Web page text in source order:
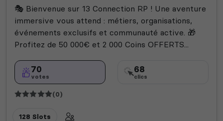
🎭 Bienvenue sur 13 Connection RP ! Une aventure
immersive vous attend : métiers, organisations,
événements exclusifs et communauté active. 🎁
Profitez de 50 000€ et 2 000 Coins OFFERTS...
70
votes
68
clics
(0)
128 Slots